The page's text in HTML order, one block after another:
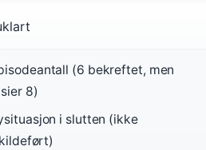
(6 bekreftet, men
8)
i slutten (ikke